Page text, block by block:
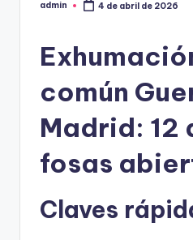
Publicado
admin 4 de abril de 2026
común
Madrid: 12
fosas
Claves